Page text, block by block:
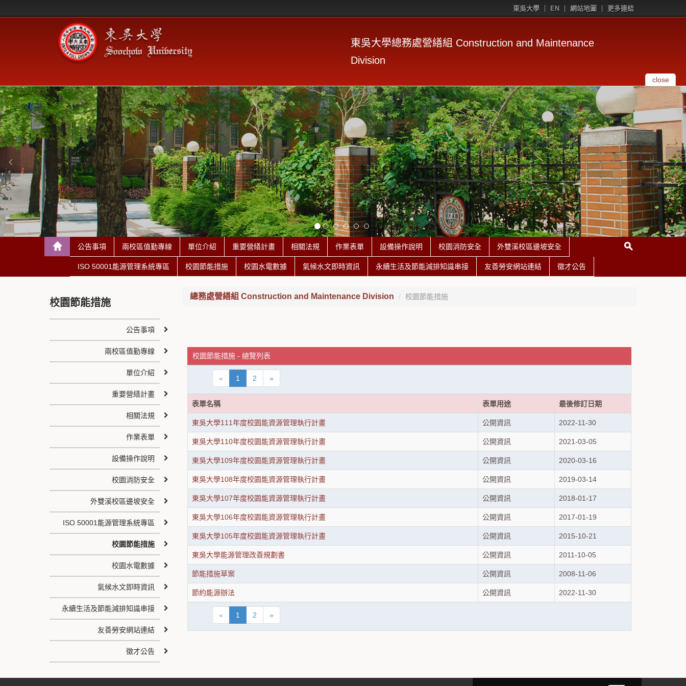
東吳大學 EN 網站地圖 更多連結
東吳大學總務處營繕組 Construction and Maintenance
Division
close
公告事項 兩校區值勤專線 單位介紹 重要營繕計畫 相關法規 作業表單 設備操作說明 校園消防安全 外雙溪校區邊坡安全
ISO 50001能源管理系統專區 校園節能措施 校園水電數據 氣候水文即時資訊 永續生活及節能減排知識串接 友善勞安網站連結 徵才公告
總務處營繕組 Construction and Maintenance Division 校園節能措施
校園節能措施 - 總覽列表
« 1 2 »
表單名稱 表單用途 最後修訂日期
東吳大學111年度校園能資源管理執行計畫 公開資訊 2022-11-30
東吳大學110年度校園能資源管理執行計畫 公開資訊 2021-03-05
東吳大學109年度校園能資源管理執行計畫 公開資訊 2020-03-16
東吳大學108年度校園能資源管理執行計畫 公開資訊 2019-03-14
東吳大學107年度校園能資源管理執行計畫 公開資訊 2018-01-17
東吳大學106年度校園能資源管理執行計畫 公開資訊 2017-01-19
東吳大學105年度校園能資源管理執行計畫 公開資訊 2015-10-21
東吳大學能源管理改善規劃書 公開資訊 2011-10-05
節能措施草案 公開資訊 2008-11-06
節約能源辦法 公開資訊 2022-11-30
« 1 2 »
校園節能措施
公告事項
兩校區值勤專線
單位介紹
重要營繕計畫
相關法規
作業表單
設備操作說明
校園消防安全
外雙溪校區邊坡安全
ISO 50001能源管理系統專區
校園節能措施
校園水電數據
氣候水文即時資訊
永續生活及節能減排知識串接
友善勞安網站連結
徵才公告